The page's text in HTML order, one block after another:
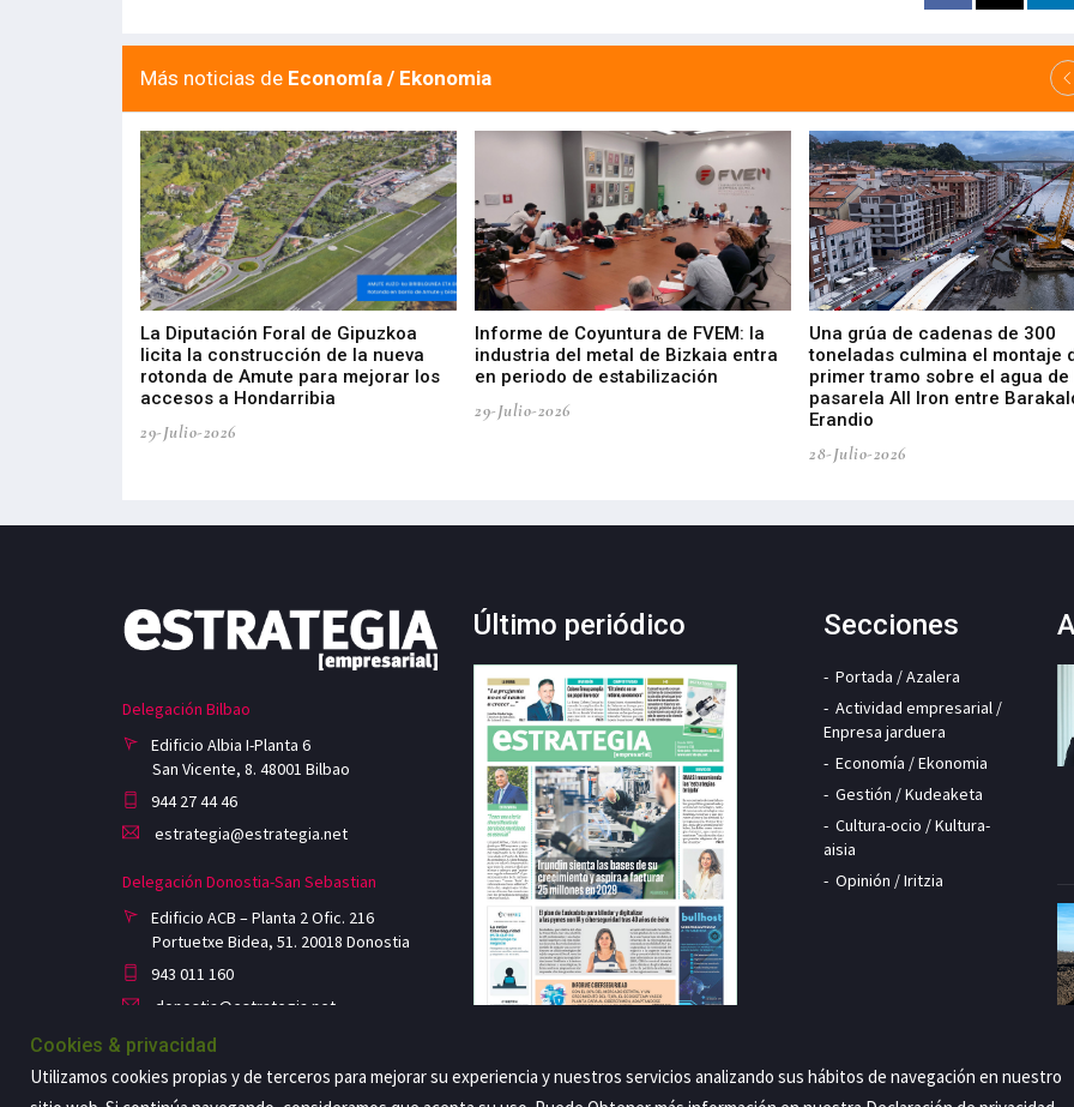
Más noticias de Economía / Ekonomia
La Diputación Foral de Gipuzkoa
licita la construcción de la nueva
rotonda de Amute para mejorar los
accesos a Hondarribia
29-Julio-2026
Informe de Coyuntura de FVEM: la
industria del metal de Bizkaia entra
en periodo de estabilización
29-Julio-2026
Una grúa de cadenas de 300
toneladas culmina el montaje
primer tramo sobre el agua de
pasarela All Iron entre
Erandio
28-Julio-2026
Delegación Bilbao
Edificio Albia I-Planta 6
San Vicente, 8. 48001 Bilbao
944 27 44 46
estrategia@estrategia.net
Delegación Donostia-San Sebastian
Edificio ACB – Planta 2 Ofic. 216
Portuetxe Bidea, 51. 20018 Donostia
943 011 160
donostia@estrategia.net
Último periódico Secciones
Portada / Azalera
Actividad empresarial /
Enpresa jarduera
Economía / Ekonomia
Gestión / Kudeaketa
Cultura-ocio / Kultura-
aisia
Opinión / Iritzia
Cookies & privacidad
Utilizamos cookies propias y de terceros para mejorar su experiencia y nuestros servicios analizando sus hábitos de navegación en nuestro